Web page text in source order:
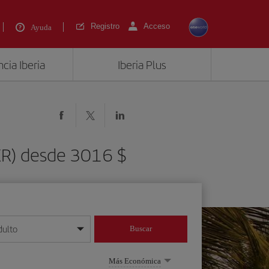
Ayuda Registro Acceso
Iberia Iberia Plus
desde 3016 $
mes/año
Buscar
Más Económica